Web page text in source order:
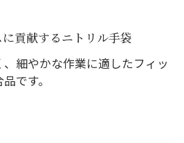
貢献するニトリル手袋
細やかな作業に適したフィッ
です。